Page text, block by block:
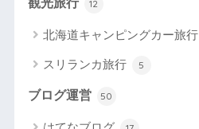
12
北海道キャンピングカー旅行
スリランカ旅行 5
ブログ運営 50